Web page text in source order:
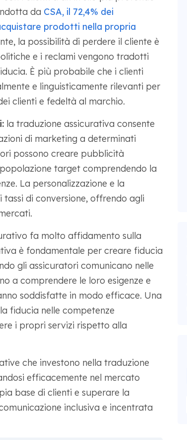
da CSA, il 72,4% dei
prodotti nella propria
la possibilità di perdere il cliente è
e i reclami vengono tradotti
È più probabile che i clienti
e linguisticamente rilevanti per
clienti e fedeltà al marchio.
la traduzione assicurativa consente
di marketing a determinati
possono creare pubblicità
target comprendendo la
La personalizzazione e la
di conversione, offrendo agli
fa molto affidamento sulla
è fondamentale per creare fiducia
gli assicuratori comunicano nelle
a comprendere le loro esigenze e
soddisfatte in modo efficace. Una
fiducia nelle competenze
i propri servizi rispetto alla
che investono nella traduzione
efficacemente nel mercato
base di clienti e superare la
inclusiva e incentrata